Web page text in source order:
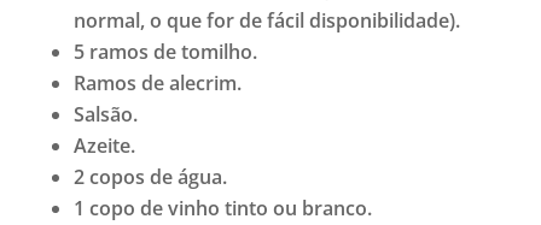
normal, o que for de fácil disponibilidade).
5 ramos de tomilho.
Ramos de alecrim.
Salsão.
Azeite.
2 copos de água.
1 copo de vinho tinto ou branco.